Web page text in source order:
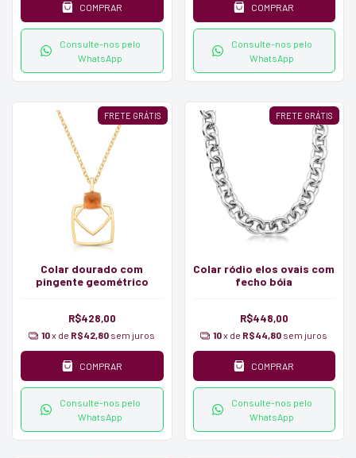
COMPRAR
Consulte-nos pelo
WhatsApp
COMPRAR
Consulte-nos pelo
WhatsApp
FRETE GRÁTIS
Colar dourado com
pingente geométrico
R$428,00
10x de R$42,80 sem juros
COMPRAR
Consulte-nos pelo
WhatsApp
FRETE GRÁTIS
Colar ródio elos ovais com
fecho bóia
R$448,00
10x de R$44,80 sem juros
COMPRAR
Consulte-nos pelo
WhatsApp